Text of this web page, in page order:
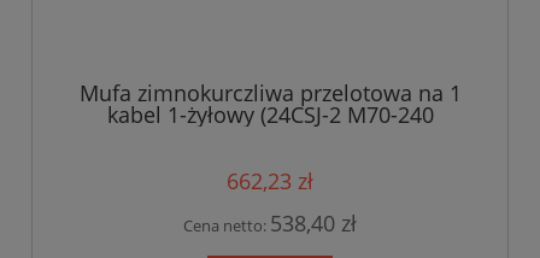
Mufa zimnokurczliwa przelotowa na 1
kabel 1-żyłowy (24CSJ-2 M70-240
Euromold) 12/20kV 70-240mm?
662,23 zł
Cena netto: 538,40 zł